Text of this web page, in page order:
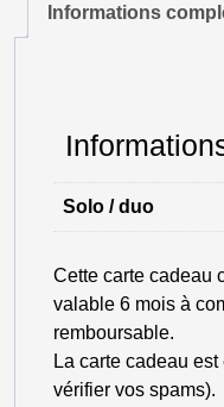
PréludeInformations
Solo / duo
Cette carte cadeau
valable 6 mois à
remboursable.
La carte cadeau
vérifier vos spams).